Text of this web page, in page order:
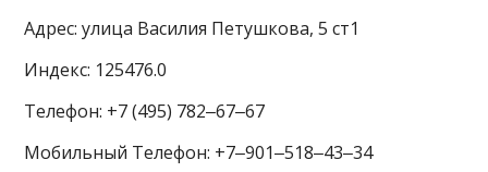
Адрес: улица Василия Петушкова, 5 ст1
Индекс: 125476.0
Телефон: +7 (495) 782‒67‒67
Мобильный Телефон: +7‒901‒518‒43‒34